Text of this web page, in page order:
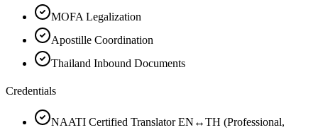
MOFA Legalization
Apostille Coordination
Thailand Inbound Documents
Credentials
NAATI Certified Translator EN↔TH (Professional,